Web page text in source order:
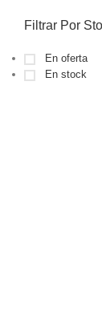
Filtrar Por
En oferta
En stock